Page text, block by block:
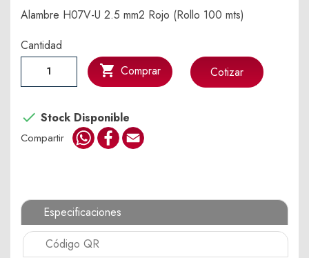
Alambre H07V-U 2.5 mm2 Rojo (Rollo 100 mts)
Cantidad
 Comprar
 Stock Disponible
Cotizar
Compartir WhatsApp
Facebook
Especificaciones
Código QR